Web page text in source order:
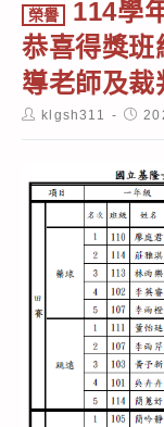
榮譽
114學
恭喜得獎班
導老師及裁
Postklgsh311
Post